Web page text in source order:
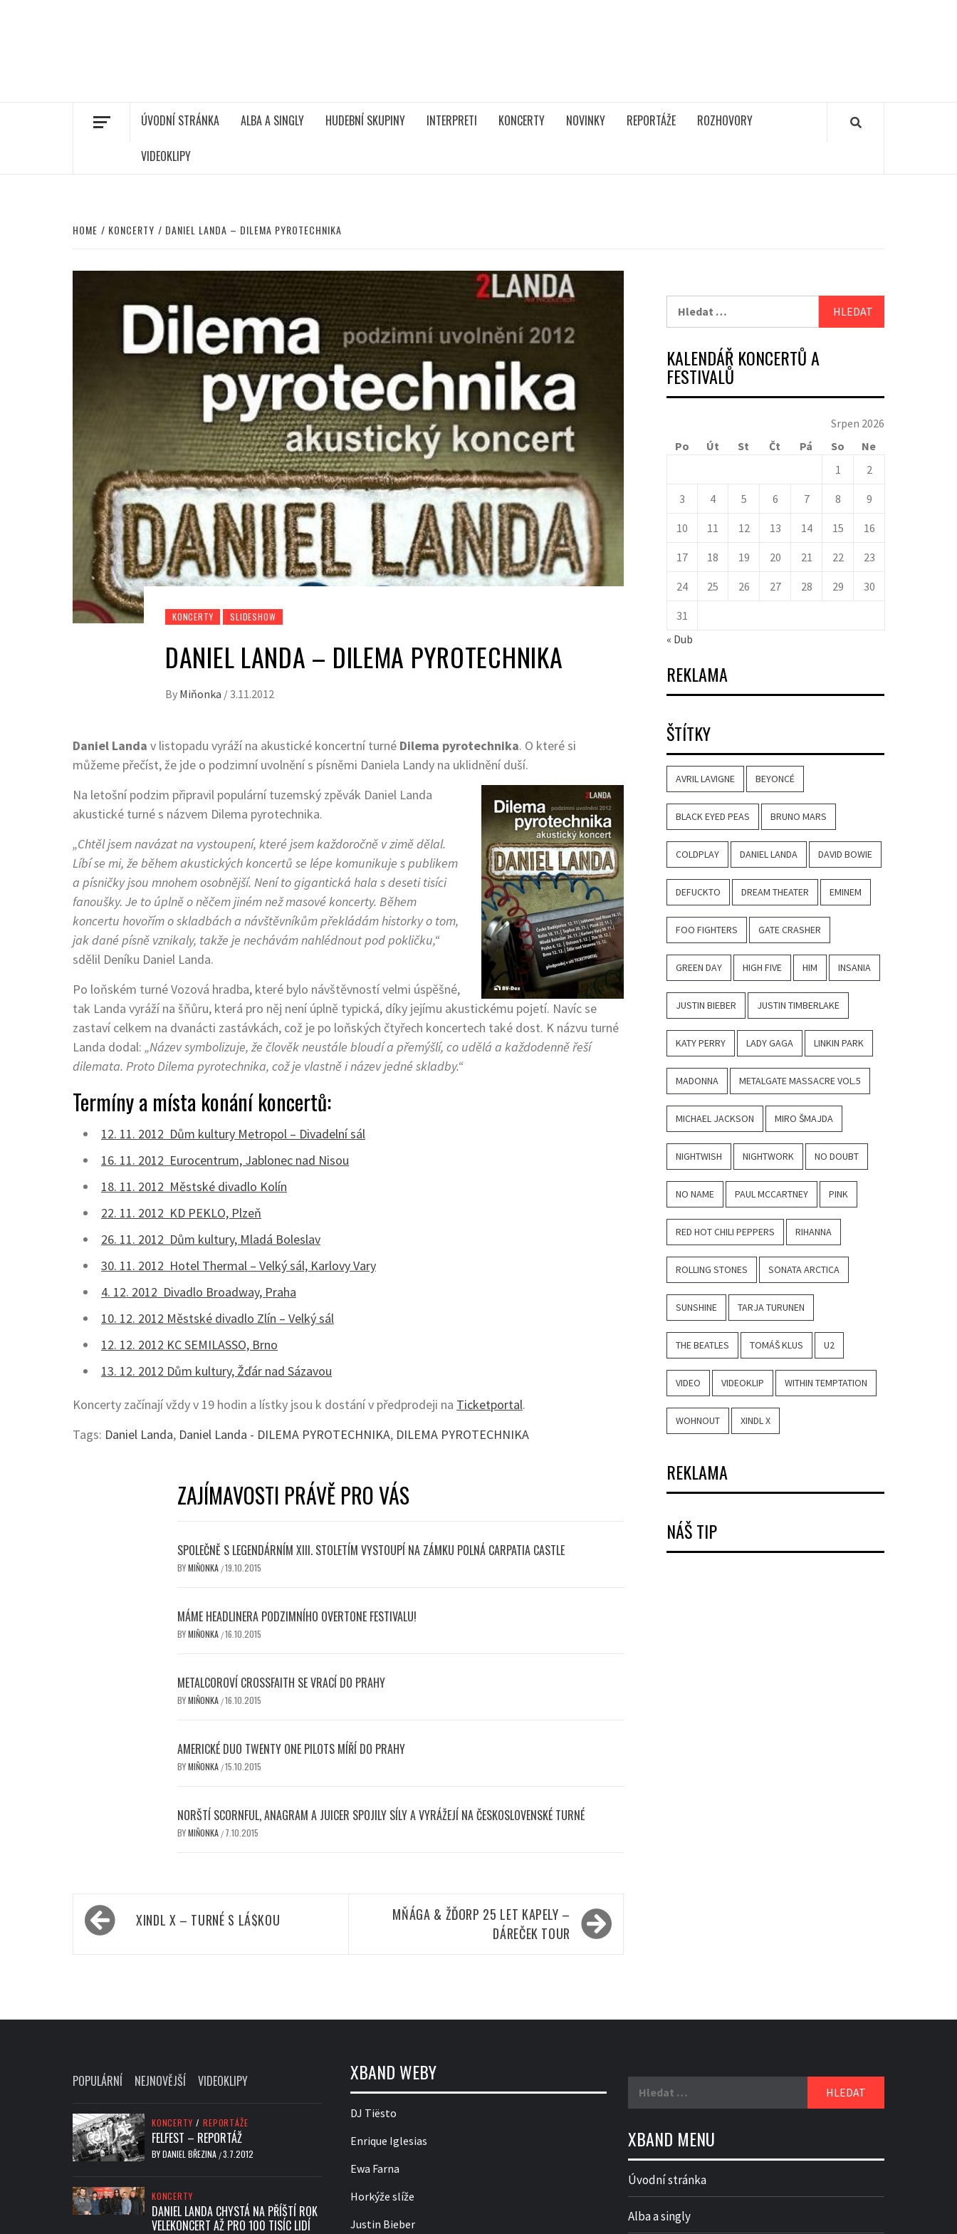
ÚVODNÍ STRÁNKA ALBA A SINGLY HUDEBNÍ SKUPINY INTERPRETI KONCERTY NOVINKY REPORTÁŽE ROZHOVORY
VIDEOKLIPY
HOME KONCERTY DANIEL LANDA – DILEMA PYROTECHNIKA
KONCERTY SLIDESHOW
DANIEL LANDA – DILEMA PYROTECHNIKA
By Miňonka / 3.11.2012
Daniel Landa v listopadu vyráží na akustické koncertní turné Dilema pyrotechnika. O které si
můžeme přečíst, že jde o podzimní uvolnění s písněmi Daniela Landy na uklidnění duší.
Na letošní podzim připravil populární tuzemský zpěvák Daniel Landa
akustické turné s názvem Dilema pyrotechnika.
„Chtěl jsem navázat na vystoupení, které jsem každoročně v zimě dělal.
Líbí se mi, že během akustických koncertů se lépe komunikuje s publikem
a písničky jsou mnohem osobnější. Není to gigantická hala s deseti tisíci
fanoušky. Je to úplně o něčem jiném než masové koncerty. Během
koncertu hovořím o skladbách a návštěvníkům překládám historky o tom,
jak dané písně vznikaly, takže je nechávám nahlédnout pod pokličku,“
sdělil Deníku Daniel Landa.
Po loňském turné Vozová hradba, které bylo návštěvností velmi úspěšné,
tak Landa vyráží na šňůru, která pro něj není úplně typická, díky jejímu akustickému pojetí. Navíc se
zastaví celkem na dvanácti zastávkách, což je po loňských čtyřech koncertech také dost. K názvu turné
Landa dodal: „Název symbolizuje, že člověk neustále bloudí a přemýšlí, co udělá a každodenně řeší
dilemata. Proto Dilema pyrotechnika, což je vlastně i název jedné skladby.“
Termíny a místa konání koncertů:
12. 11. 2012 Dům kultury Metropol – Divadelní sál
16. 11. 2012 Eurocentrum, Jablonec nad Nisou
18. 11. 2012 Městské divadlo Kolín
22. 11. 2012 KD PEKLO, Plzeň
26. 11. 2012 Dům kultury, Mladá Boleslav
30. 11. 2012 Hotel Thermal – Velký sál, Karlovy Vary
4. 12. 2012 Divadlo Broadway, Praha
10. 12. 2012 Městské divadlo Zlín – Velký sál
12. 12. 2012 KC SEMILASSO, Brno
13. 12. 2012 Dům kultury, Žďár nad Sázavou
Koncerty začínají vždy v 19 hodin a lístky jsou k dostání v předprodeji na Ticketportal.
Tags: Daniel Landa, Daniel Landa - DILEMA PYROTECHNIKA, DILEMA PYROTECHNIKA
ZAJÍMAVOSTI PRÁVĚ PRO VÁS
SPOLEČNĚ S LEGENDÁRNÍM XIII. STOLETÍM VYSTOUPÍ NA ZÁMKU POLNÁ CARPATIA CASTLE
BYMIŇONKA /19.10.2015
MÁME HEADLINERA PODZIMNÍHO OVERTONE FESTIVALU!
BYMIŇONKA /16.10.2015
METALCOROVÍ CROSSFAITH SE VRACÍ DO PRAHY
BYMIŇONKA /16.10.2015
AMERICKÉ DUO TWENTY ONE PILOTS MÍŘÍ DO PRAHY
BYMIŇONKA /15.10.2015
NORŠTÍ SCORNFUL, ANAGRAM A JUICER SPOJILY SÍLY A VYRÁŽEJÍ NA ČESKOSLOVENSKÉ TURNÉ
BYMIŇONKA / 7.10.2015
Navigace
pro XINDL X – TURNÉ S LÁ$KOU
MŇÁGA & ŽĎORP 25 LET KAPELY –
DÁREČEK TOUR
KALENDÁŘ KONCERTŮ A
FESTIVALŮ
Srpen 2026
Po
Út St Čt Pá So
Ne
1
2
3 4 5 6 7 8 9
10 11 12 13 14 15 16
17 18 19 20 21 22 23
24 25 26 27 28 29 30
31
« Dub
REKLAMA
ŠTÍTKY
AVRIL LAVIGNE BEYONCÉ
BLACK EYED PEAS BRUNO MARS
COLDPLAY DANIEL LANDA DAVID BOWIE
DEFUCKTO DREAM THEATER EMINEM
FOO FIGHTERS GATE CRASHER
GREEN DAY HIGH FIVE HIM INSANIA
JUSTIN BIEBER JUSTIN TIMBERLAKE
KATY PERRY LADY GAGA LINKIN PARK
MADONNA METALGATE MASSACRE VOL.5
MICHAEL JACKSON MIRO ŠMAJDA
NIGHTWISH NIGHTWORK NO DOUBT
NO NAME PAUL MCCARTNEY PINK
RED HOT CHILI PEPPERS RIHANNA
ROLLING STONES SONATA ARCTICA
SUNSHINE TARJA TURUNEN
THE BEATLES TOMÁŠ KLUS U2
VIDEO VIDEOKLIP WITHIN TEMPTATION
WOHNOUT XINDL X
REKLAMA
NÁŠ TIP
POPULÁRNÍ NEJNOVĚJŠÍ VIDEOKLIPY
KONCERTY / REPORTÁŽE
FELFEST – REPORTÁŽ
BYDANIEL BŘEZINA /3.7.2012
KONCERTY
DANIEL LANDA CHYSTÁ NA PŘÍŠTÍ ROK
VELEKONCERT AŽ PRO 100 TISÍC LIDÍ
XBAND WEBY
DJ Tiësto
Enrique Iglesias
Ewa Farna
Horkýže slíže
Justin Bieber
XBAND MENU
Úvodní stránka
Alba a singly